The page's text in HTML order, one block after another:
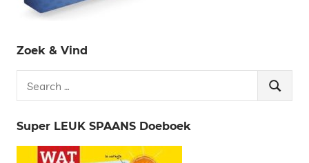
Zoek & Vind
Search
Super LEUK SPAANS Doeboek